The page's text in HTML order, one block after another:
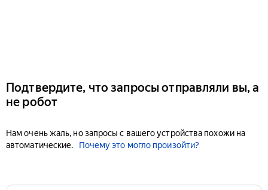
Подтвердите, что запросы отправляли вы, а
не робот
Нам очень жаль, но запросы с вашего устройства похожи на
автоматические.
Почему это могло произойти?